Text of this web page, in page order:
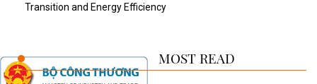
Transition and Energy Efficiency
MOST READ